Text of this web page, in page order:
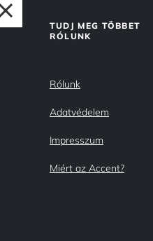
TUDJ MEG TÖBBET
RÓLUNK
Rólunk
Adatvédelem
Impresszum
Miért az Accent?